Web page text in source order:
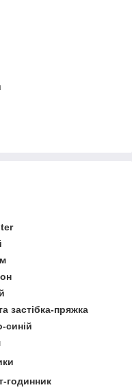
застібка-пряжка
синій
годинник